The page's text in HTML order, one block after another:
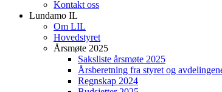
Kontakt oss
Lundamo IL
Om LIL
Hovedstyret
Årsmøte 2025
Saksliste årsmøte 2025
Årsberetning fra styret og
Regnskap 2024